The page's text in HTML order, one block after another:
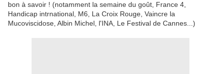
bon à savoir ! (notamment la semaine du goût, France 4,
Handicap intrnational, M6, La Croix Rouge, Vaincre la
Mucoviscidose, Albin Michel, l'INA, Le Festival de Cannes...)